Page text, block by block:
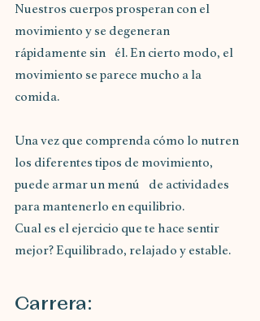
Nuestros cuerpos prosperan con el
movimiento y se degeneran
rápidamente sin  él. En cierto modo, el
movimiento se parece mucho a la
comida.
Una vez que comprenda cómo lo nutren
los diferentes tipos de movimiento,
puede armar un menú  de actividades
para mantenerlo en equilibrio.
Cual es el ejercicio que te hace sentir
mejor? Equilibrado, relajado y estable.
Carrera: